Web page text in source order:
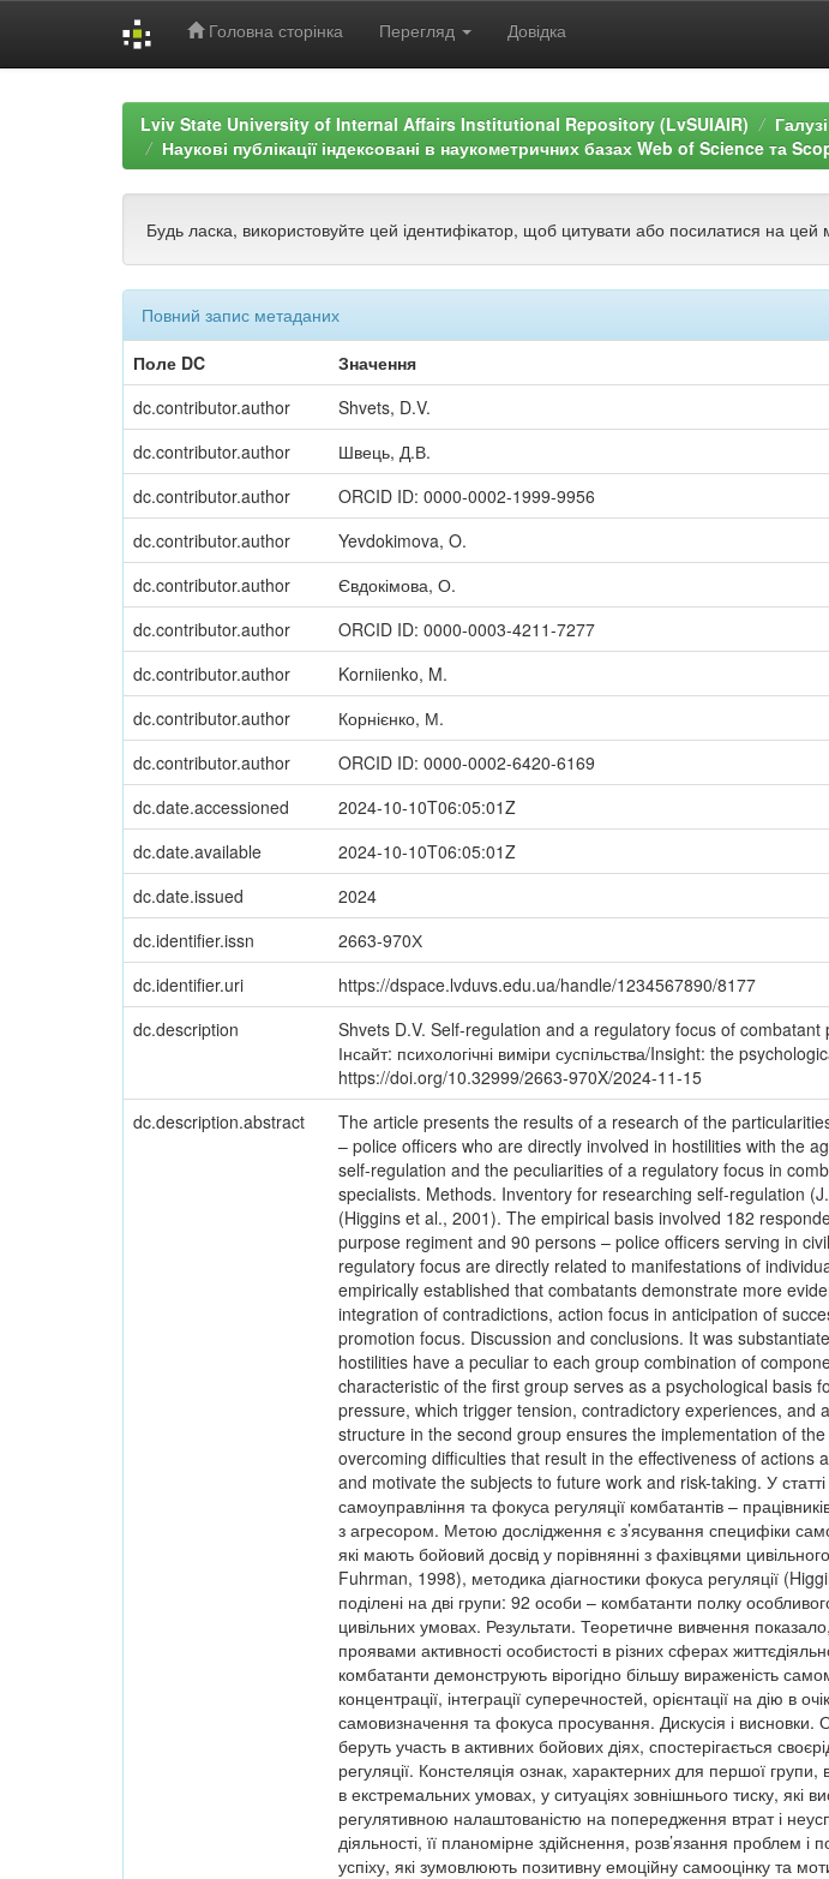
Головна сторінка Перегляд Довідка
Lviv State University of Internal Affairs Institutional Repository (LvSUIAIR)
Наукові публікації індексовані в наукометричних базах Web of Science та
Будь ласка, використовуйте цей ідентифікатор, щоб цитувати або посилатися на цей
Повний запис метаданих
Поле DC
Значення
dc.contributor.author
Shvets, D.V.
dc.contributor.author
Швець, Д.В.
dc.contributor.author
ORCID ID: 0000-0002-1999-9956
dc.contributor.author
Yevdokimova, O.
dc.contributor.author
Євдокімова, О.
dc.contributor.author
ORCID ID: 0000-0003-4211-7277
dc.contributor.author
Korniienko, M.
dc.contributor.author
Корнієнко, М.
dc.contributor.author
ORCID ID: 0000-0002-6420-6169
dc.date.accessioned
2024-10-10T06:05:01Z
dc.date.available
2024-10-10T06:05:01Z
dc.date.issued
2024
dc.identifier.issn
2663-970Х
dc.identifier.uri
https://dspace.lvduvs.edu.ua/handle/1234567890/8177
dc.description
Shvets D.V. Self-regulation and a regulatory focus of
Інсайт: психологічні виміри суспільства/Insight: the
https://doi.org/10.32999/2663-970X/2024-11-15
dc.description.abstract
The article presents the results of a research of the
– police officers who are directly involved in hostilities with the
self-regulation and the peculiarities of a regulatory focus in
specialists. Methods. Inventory for researching self-regulation
(Higgins et al., 2001). The empirical basis involved 182
purpose regiment and 90 persons – police officers serving in
regulatory focus are directly related to manifestations of
empirically established that combatants demonstrate more
integration of contradictions, action focus in anticipation of
promotion focus. Discussion and conclusions. It was
hostilities have a peculiar to each group combination of
characteristic of the first group serves as a psychological basis
pressure, which trigger tension, contradictory experiences,
structure in the second group ensures the implementation of
overcoming difficulties that result in the effectiveness of
and motivate the subjects to future work and risk-taking. У
самоуправління та фокуса регуляції комбатантів –
з агресором. Метою дослідження є з’ясування специфіки
які мають бойовий досвід у порівнянні з фахівцями
Fuhrman, 1998), методика діагностики фокуса регуляції
поділені на дві групи: 92 особи – комбатанти полку
цивільних умовах. Результати. Теоретичне вивчення
проявами активності особистості в різних сферах
комбатанти демонструють вірогідно більшу вираженість
концентрації, інтеграції суперечностей, орієнтації на дію в
самовизначення та фокуса просування. Дискусія і висновки.
беруть участь в активних бойових діях, спостерігається
регуляції. Констеляція ознак, характерних для першої
в екстремальних умовах, у ситуаціях зовнішнього тиску,
регулятивною налаштованістю на попередження втрат і
діяльності, її планомірне здійснення, розв’язання проблем
успіху, які зумовлюють позитивну емоційну самооцінку та